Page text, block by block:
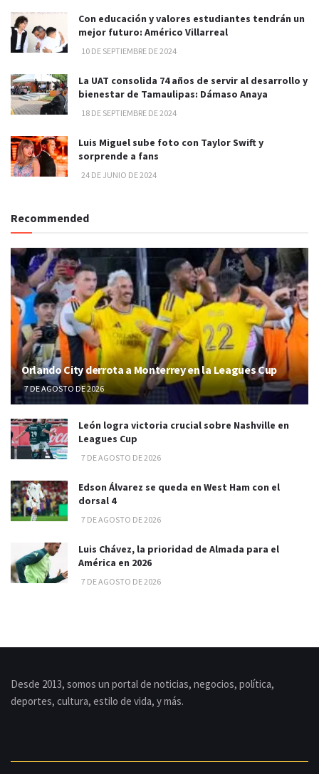
Con educación y valores estudiantes tendrán un
mejor futuro: Américo Villarreal
10 DE SEPTIEMBRE DE 2024
La UAT consolida 74 años de servir al desarrollo y
bienestar de Tamaulipas: Dámaso Anaya
18 DE SEPTIEMBRE DE 2024
Luis Miguel sube foto con Taylor Swift y
sorprende a fans
24 DE JUNIO DE 2024
Recommended
Orlando City derrota a Monterrey en la Leagues Cup
7 DE AGOSTO DE 2026
León logra victoria crucial sobre Nashville en
Leagues Cup
7 DE AGOSTO DE 2026
Edson Álvarez se queda en West Ham con el
dorsal 4
7 DE AGOSTO DE 2026
Luis Chávez, la prioridad de Almada para el
América en 2026
7 DE AGOSTO DE 2026
Desde 2013, somos un portal de noticias, negocios, política,
deportes, cultura, estilo de vida, y más.